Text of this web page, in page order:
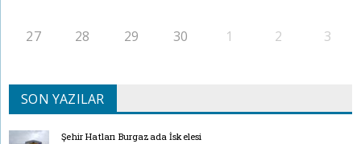
27 28 29 30 1 2 3
SON YAZILAR
Şehir Hatları Burgazada İskelesi